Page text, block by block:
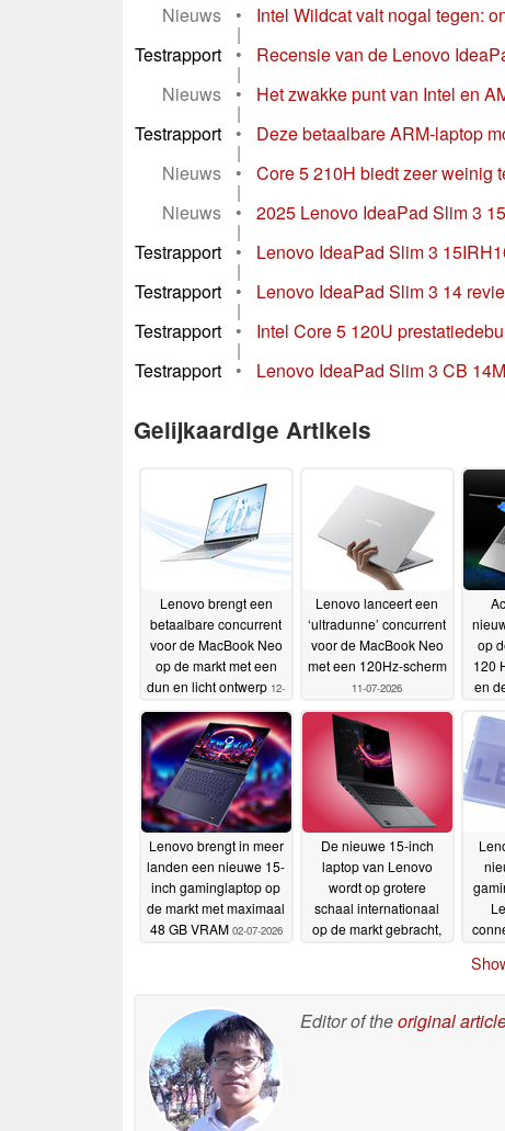
Nieuws
• Intel Wildcat valt nogal tegen:
|
Testrapport
• Recensie van de Lenovo
|
Nieuws
• Het zwakke punt van Intel en
|
Testrapport
• Deze betaalbare ARM-laptop
|
Nieuws
• Core 5 210H biedt zeer weinig
|
Nieuws
• 2025 Lenovo IdeaPad Slim 3
|
Testrapport
• Lenovo IdeaPad Slim 3
|
Testrapport
• Lenovo IdeaPad Slim 3 14
|
Testrapport
• Intel Core 5 120U
|
Testrapport
• Lenovo IdeaPad Slim 3 CB
Gelijkaardige Artikels
Lenovo brengt een
betaalbare concurrent
voor de MacBook Neo
op de markt met een
dun en licht ontwerp 12-
07-2026
Lenovo lanceert een
‘ultradunne’ concurrent
voor de MacBook Neo
met een 120Hz-scherm
11-07-2026
op
120
en
Lenovo brengt in meer
landen een nieuwe 15-
inch gaminglaptop op
de markt met maximaal
48 GB VRAM 02-07-2026
De nieuwe 15-inch
laptop van Lenovo
wordt op grotere
schaal internationaal
op de markt gebracht,
Editor of theoriginal